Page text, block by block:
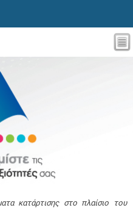
κατάρτισης στο πλαίσιο του